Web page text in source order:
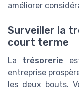
améliorer
Surveiller la
court terme
La trésorerie
entreprise
les deux bouts.